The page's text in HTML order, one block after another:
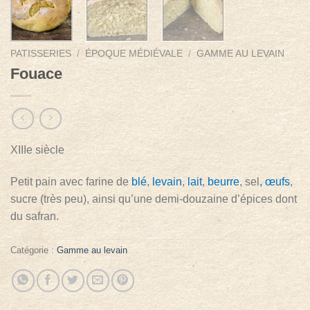
PATISSERIES / ÉPOQUE MÉDIÉVALE / GAMME AU LEVAIN
Fouace
XIIIe siècle
Petit pain avec farine de blé, levain, lait, beurre, sel , œufs,
sucre (très peu), ainsi qu’une demi-douzaine d’épices dont
du safran.
Catégorie : Gamme au levain